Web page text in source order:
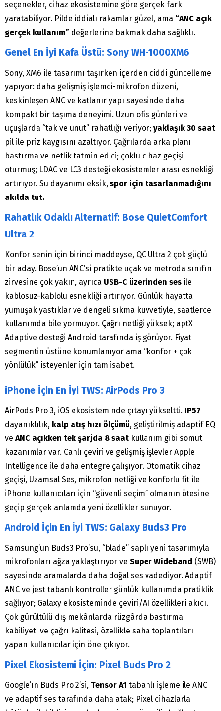
seçenekler, cihaz ekosistemine göre gerçek fark
yaratabiliyor. Pilde iddialı rakamlar güzel, ama “ANC açık
gerçek kullanım” değerlerine bakmak daha sağlıklı.
Genel En İyi Kafa Üstü: Sony WH-1000XM6
Sony, XM6 ile tasarımı taşırken içerden ciddi güncelleme
yapıyor: daha gelişmiş işlemci-mikrofon düzeni,
keskinleşen ANC ve katlanır yapı sayesinde daha
kompakt bir taşıma deneyimi. Uzun ofis günleri ve
uçuşlarda “tak ve unut” rahatlığı veriyor; yaklaşık 30 saat
pil ile priz kaygısını azaltıyor. Çağrılarda arka planı
bastırma ve netlik tatmin edici; çoklu cihaz geçişi
oturmuş; LDAC ve LC3 desteği ekosistemler arası esnekliği
artırıyor. Su dayanımı eksik, spor için tasarlanmadığını
akılda tut.
Rahatlık Odaklı Alternatif: Bose QuietComfort
Ultra 2
Konfor senin için birinci maddeyse, QC Ultra 2 çok güçlü
bir aday. Bose’un ANC’si pratikte uçak ve metroda sınıfın
zirvesine çok yakın, ayrıca USB-C üzerinden ses ile
kablosuz-kablolu esnekliği artırıyor. Günlük hayatta
yumuşak yastıklar ve dengeli sıkma kuvvetiyle, saatlerce
kullanımda bile yormuyor. Çağrı netliği yüksek; aptX
Adaptive desteği Android tarafında iş görüyor. Fiyat
segmentin üstüne konumlanıyor ama “konfor + çok
yönlülük” isteyenler için tam isabet.
iPhone İçin En İyi TWS: AirPods Pro 3
AirPods Pro 3, iOS ekosisteminde çıtayı yükseltti. IP57
dayanıklılık, kalp atış hızı ölçümü, geliştirilmiş adaptif EQ
ve ANC açıkken tek şarjda 8 saat kullanım gibi somut
kazanımlar var. Canlı çeviri ve gelişmiş işlevler Apple
Intelligence ile daha entegre çalışıyor. Otomatik cihaz
geçişi, Uzamsal Ses, mikrofon netliği ve konforlu fit ile
iPhone kullanıcıları için “güvenli seçim” olmanın ötesine
geçip gerçek anlamda yeni özellikler sunuyor.
Android İçin En İyi TWS: Galaxy Buds3 Pro
Samsung’un Buds3 Pro’su, “blade” saplı yeni tasarımıyla
mikrofonları ağza yaklaştırıyor ve Super Wideband (SWB)
sayesinde aramalarda daha doğal ses vadediyor. Adaptif
ANC ve jest tabanlı kontroller günlük kullanımda pratiklik
sağlıyor; Galaxy ekosisteminde çeviri/AI özellikleri akıcı.
Çok gürültülü dış mekânlarda rüzgârda bastırma
kabiliyeti ve çağrı kalitesi, özellikle saha toplantıları
yapan kullanıcılar için öne çıkıyor.
Pixel Ekosistemi İçin: Pixel Buds Pro 2
Google’ın Buds Pro 2’si, Tensor A1 tabanlı işleme ile ANC
ve adaptif ses tarafında daha atak; Pixel cihazlarla